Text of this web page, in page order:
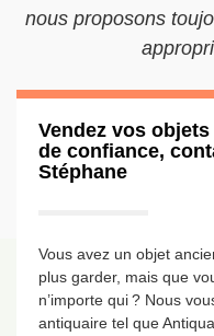
nous proposons
Vendez vos
de confiance,
Stéphane
Vous avez un objet
plus garder, mais que
n’importe qui ? Nous
antiquaire tel que